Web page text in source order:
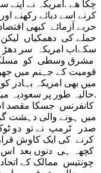
چکا هے .امریکہ نے
کرنے اسے دبائے رکهنے
حربے آزمائے کبهی
حملے کی دهمکیاں لیکن
سکےاب امریکہ سر دهڑ
مشرق وسطی کو
قومیت کے جہنم میں
میں بهی امریکہ بہادر
.حالیہ طور پر سعودیہ
کانفرنس جسکا مقصد
میں ہونے والی دہشت
کرنے کی ایک کاوش
کچهہ ہی دنوں بعد
چونتیس ممالک کے